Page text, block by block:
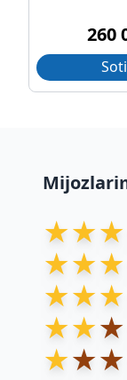
260
★★★
★★★
★★★
★★★
★★★